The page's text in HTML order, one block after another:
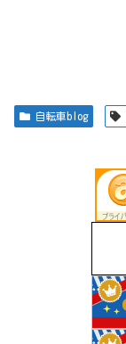
自転車blog